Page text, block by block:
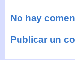
No hay
Publicar un